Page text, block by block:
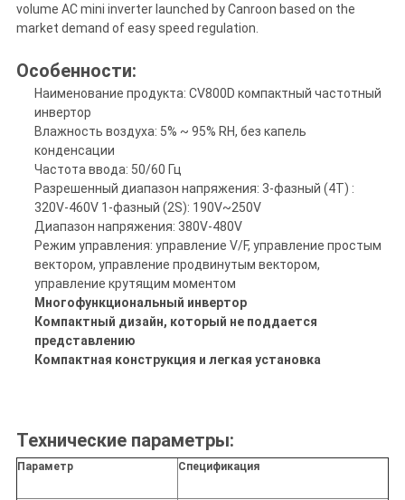
volume AC mini inverter launched by Canroon based on the
market demand of easy speed regulation.
Особенности:
Наименование продукта: CV800D компактный частотный
инвертор
Влажность воздуха: 5% ~ 95% RH, без капель
конденсации
Частота ввода: 50/60 Гц
Разрешенный диапазон напряжения: 3-фазный (4T) :
320V-460V 1-фазный (2S): 190V~250V
Диапазон напряжения: 380V-480V
Режим управления: управление V/F, управление простым
вектором, управление продвинутым вектором,
управление крутящим моментом
Многофункциональный инвертор
Компактный дизайн, который не поддается
представлению
Компактная конструкция и легкая установка
Технические параметры:
Параметр Спецификация